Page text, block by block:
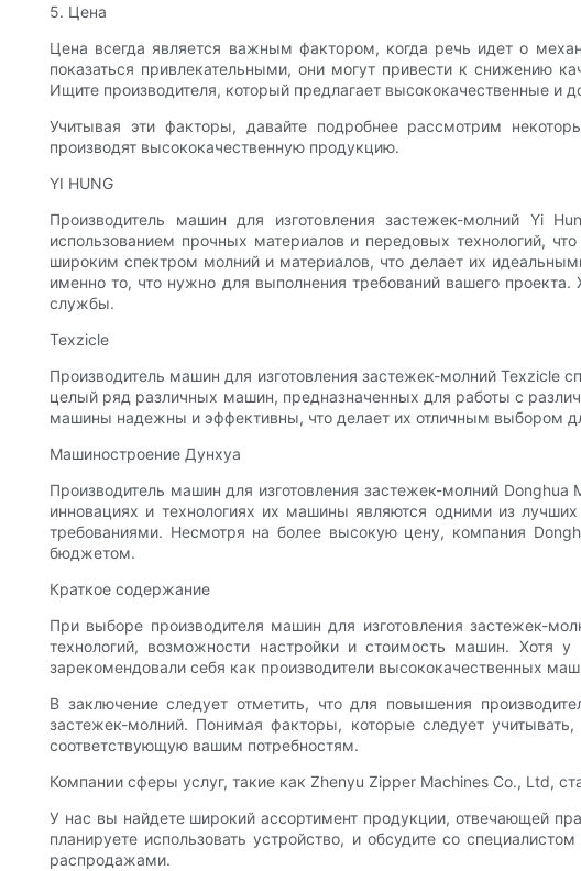
5. Цена
Цена всегда является важным фактором, когда речь идет о
показаться привлекательными, они могут привести к снижению
Ищите производителя, который предлагает высококачественные и
Учитывая эти факторы, давайте подробнее рассмотрим
производят высококачественную продукцию.
YI HUNG
Производитель машин для изготовления застежек-молний Yi
использованием прочных материалов и передовых технологий,
широким спектром молний и материалов, что делает их
именно то, что нужно для выполнения требований вашего
службы.
Texzicle
Производитель машин для изготовления застежек-молний Texzicle
целый ряд различных машин, предназначенных для работы с
машины надежны и эффективны, что делает их отличным выбором
Машиностроение Дунхуа
Производитель машин для изготовления застежек-молний
инновациях и технологиях их машины являются одними из
требованиями. Несмотря на более высокую цену, компания
бюджетом.
Краткое содержание
При выборе производителя машин для изготовления застежек-
технологий, возможности настройки и стоимость машин. Хотя
зарекомендовали себя как производители высококачественных
В заключение следует отметить, что для повышения
застежек-молний. Понимая факторы, которые следует
соответствующую вашим потребностям.
Компании сферы услуг, такие как Zhenyu Zipper Machines Co., Ltd,
У нас вы найдете широкий ассортимент продукции, отвечающей
планируете использовать устройство, и обсудите со
распродажами.